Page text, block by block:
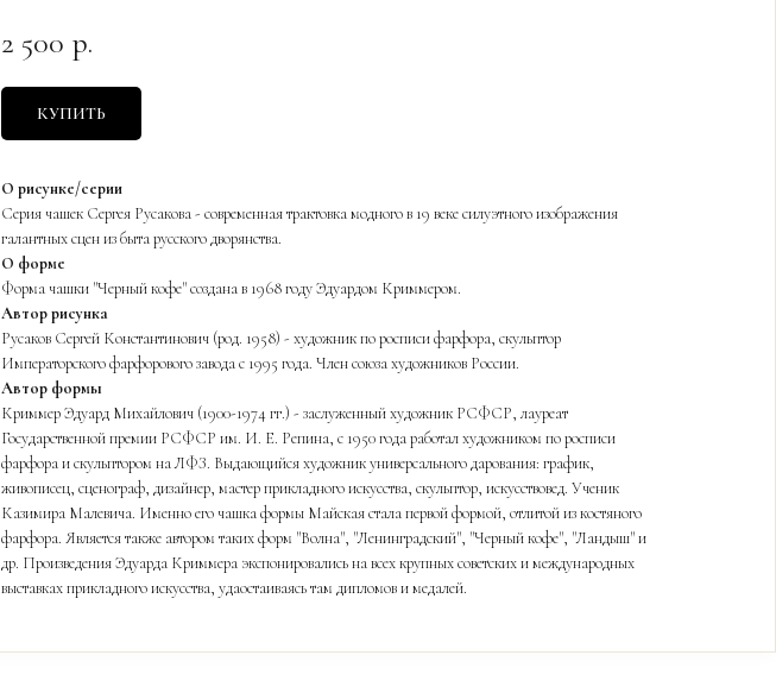
2 500 р.
КУПИТЬ
О рисунке/серии
Серия чашек Сергея Русакова - современная трактовка модного в 19 веке силуэтного изображения
галантных сцен из быта русского дворянства.
О форме
Форма чашки "Черный кофе" создана в 1968 году Эдуардом Криммером.
Автор рисунка
Русаков Сергей Константинович (род. 1958) - художник по росписи фарфора, скульптор
Императорского фарфорового завода с 1995 года. Член союза художников России.
Автор формы
Криммер Эдуард Михайлович (1900-1974 гг.) - заслуженный художник РСФСР, лауреат
Государственной премии РСФСР им. И. Е. Репина, с 1950 года работал художником по росписи
фарфора и скульптором на ЛФЗ. Выдающийся художник универсального дарования: график,
живописец, сценограф, дизайнер, мастер прикладного искусства, скульптор, искусствовед. Ученик
Казимира Малевича. Именно его чашка формы Майская стала первой формой, отлитой из костяного
фарфора. Является также автором таких форм "Волна", "Ленинградский", "Черный кофе", "Ландыш" и
др. Произведения Эдуарда Криммера экспонировались на всех крупных советских и международных
выставках прикладного искусства, удаостаиваясь там дипломов и медалей.